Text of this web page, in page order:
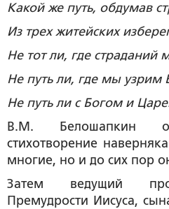
Какой же путь, обдумав
Из трех житейских
Не тот ли, где страданий
Не путь ли, где мы узрим
Не путь ли с Богом и
В.М. Белошапкин
стихотворение
многие, но и до сих пор
Затем ведущий
Премудрости Иисуса,